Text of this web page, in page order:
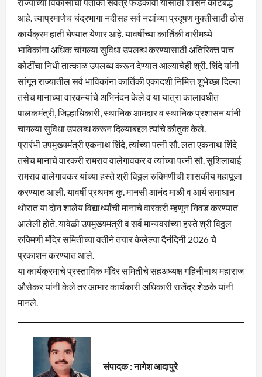
आहे. त्याप्रमाणेच चंद्रभागा नदीसह सर्व नद्यांच्या प्रदूषण मुक्तीसाठी ठोस
कार्यक्रम हाती घेण्यात येणार आहे. यावर्षीच्या कार्तिकी वारीमध्ये
भाविकांना अधिक चांगल्या सुविधा उपलब्ध करण्यासाठी अतिरिक्त पाच
कोटींचा निधी तात्काळ उपलब्ध करून देण्यात आल्याचेही श्री. शिंदे यांनी
सांगून राज्यातील सर्व भाविकांना कार्तिकी एकादशी निमित्त शुभेच्छा दिल्या
तसेच मानाच्या वारकऱ्यांचे अभिनंदन केले व या यात्रा कालावधीत
पालकमंत्री, जिल्हाधिकारी, स्थानिक आमदार व स्थानिक प्रशासन यांनी
चांगल्या सुविधा उपलब्ध करून दिल्याबद्दल त्यांचे कौतुक केले.
प्रारंभी उपमुख्यमंत्री एकनाथ शिंदे, त्यांच्या पत्नी सौ. लता एकनाथ शिंदे
तसेच मानाचे वारकरी रामराव वालेगावकर व त्यांच्या पत्नी सौ. सुशिलाबाई
रामराव वालेगावकर यांच्या हस्ते श्री विठ्ठल रुक्मिणीची शासकीय महापूजा
करण्यात आली. यावर्षी प्रथमच कु. मानसी आनंद माळी व आर्य समाधान
थोरात या दोन शालेय विद्यार्थ्यांची मानाचे वारकरी म्हणून निवड करण्यात
आलेली होते. यावेळी उपमुख्यमंत्री व सर्व मान्यवरांच्या हस्ते श्री विठ्ठल
रुक्मिणी मंदिर समितीच्या वतीने तयार केलेल्या दैनंदिनी 2026 चे
प्रकाशन करण्यात आले.
या कार्यक्रमाचे प्रस्ताविक मंदिर समितीचे सहअध्यक्ष गहिनीनाथ महाराज
औसेकर यांनी केले तर आभार कार्यकारी अधिकारी राजेंद्र शेळके यांनी
मानले.
संपादक : नागेश आदापुरे